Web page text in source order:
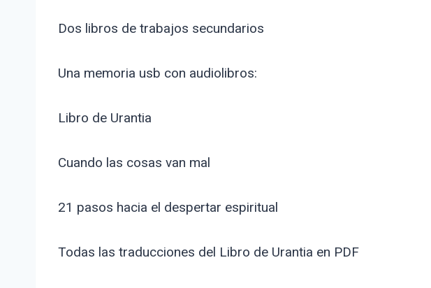
Dos libros de trabajos secundarios
Una memoria usb con audiolibros:
Libro de Urantia
Cuando las cosas van mal
21 pasos hacia el despertar espiritual
Todas las traducciones del Libro de Urantia en PDF